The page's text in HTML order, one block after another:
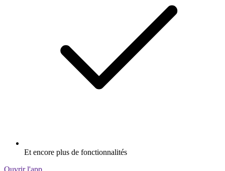
Et encore plus de fonctionnalités